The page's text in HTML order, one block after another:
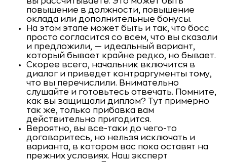
повышение в должности, повышение
оклада или дополнительные бонусы.
На этом этапе может быть и так, что босс
просто согласится со всем, что вы сказали
и предложили, — идеальный вариант,
который бывает крайне редко, но бывает.
Скорее всего, начальник включится в
диалог и приведет контраргументы тому,
что вы перечислили. Внимательно
слушайте и готовьтесь отвечать. Помните,
как вы защищали диплом? Тут примерно
так же, только прибавка вам
действительно пригодится.
Вероятно, вы все-таки до чего-то
договоритесь, но нельзя исключать и
варианта, в котором вас пока оставят на
прежних условиях. Наш эксперт